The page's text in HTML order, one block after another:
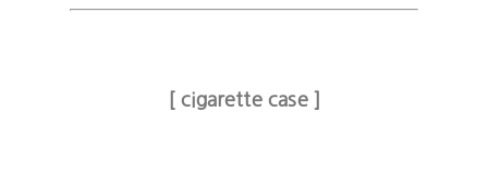
[ cigarette case ]